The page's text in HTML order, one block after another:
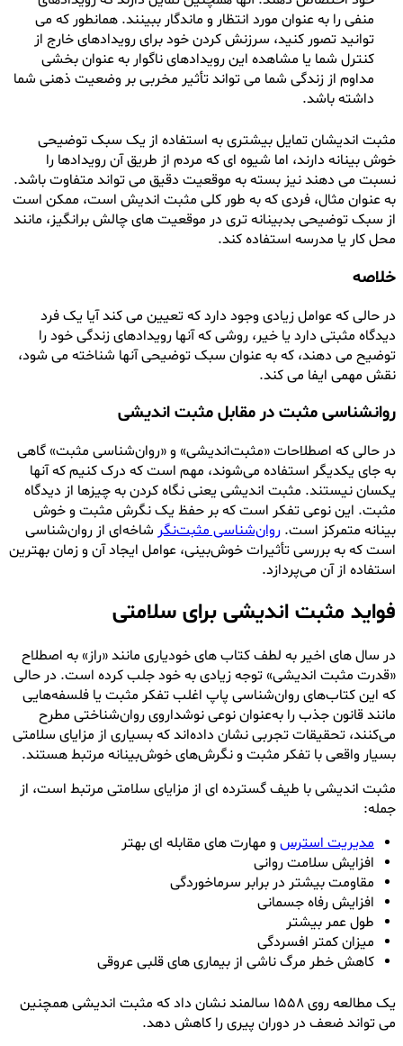
منفی را به عنوان مورد انتظار و ماندگار ببینند. همانطور که می
توانید تصور کنید، سرزنش کردن خود برای رویدادهای خارج از
کنترل شما یا مشاهده این رویدادهای ناگوار به عنوان بخشی
مداوم از زندگی شما می تواند تأثیر مخربی بر وضعیت ذهنی شما
داشته باشد.
مثبت اندیشان تمایل بیشتری به استفاده از یک سبک توضیحی
خوش بینانه دارند، اما شیوه ای که مردم از طریق آن رویدادها را
نسبت می دهند نیز بسته به موقعیت دقیق می تواند متفاوت باشد.
به عنوان مثال، فردی که به طور کلی مثبت اندیش است، ممکن است
از سبک توضیحی بدبینانه تری در موقعیت های چالش برانگیز، مانند
محل کار یا مدرسه استفاده کند.
خلاصه
در حالی که عوامل زیادی وجود دارد که تعیین می کند آیا یک فرد
دیدگاه مثبتی دارد یا خیر، روشی که آنها رویدادهای زندگی خود را
توضیح می دهند، که به عنوان سبک توضیحی آنها شناخته می شود،
نقش مهمی ایفا می کند.
روانشناسی مثبت در مقابل مثبت اندیشی
در حالی که اصطلاحات «مثبت‌اندیشی» و «روان‌شناسی مثبت» گاهی
به جای یکدیگر استفاده می‌شوند، مهم است که درک کنیم که آنها
یکسان نیستند. مثبت اندیشی یعنی نگاه کردن به چیزها از دیدگاه
مثبت. این نوعی تفکر است که بر حفظ یک نگرش مثبت و خوش
بینانه متمرکز است. روان‌شناسی مثبت‌نگر شاخه‌ای از روان‌شناسی
است که به بررسی تأثیرات خوش‌بینی، عوامل ایجاد آن و زمان بهترین
استفاده از آن می‌پردازد.
فواید مثبت اندیشی برای سلامتی
در سال های اخیر به لطف کتاب های خودیاری مانند «راز» به اصطلاح
«قدرت مثبت اندیشی» توجه زیادی به خود جلب کرده است. در حالی
که این کتاب‌های روان‌شناسی پاپ اغلب تفکر مثبت یا فلسفه‌هایی
مانند قانون جذب را به‌عنوان نوعی نوشداروی روان‌شناختی مطرح
می‌کنند، تحقیقات تجربی نشان داده‌اند که بسیاری از مزایای سلامتی
بسیار واقعی با تفکر مثبت و نگرش‌های خوش‌بینانه مرتبط هستند.
مثبت اندیشی با طیف گسترده ای از مزایای سلامتی مرتبط است، از
جمله:
مدیریت استرسو مهارت های مقابله ای بهتر
افزایش سلامت روانی
مقاومت بیشتر در برابر سرماخوردگی
افزایش رفاه جسمانی
طول عمر بیشتر
میزان کمتر افسردگی
کاهش خطر مرگ ناشی از بیماری های قلبی عروقی
یک مطالعه روی ۱۵۵۸ سالمند نشان داد که مثبت اندیشی همچنین
می تواند ضعف در دوران پیری را کاهش دهد.